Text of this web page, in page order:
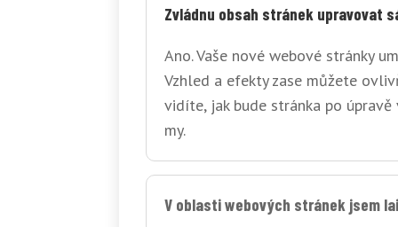
Zvládnu obsah stránek upravovat
Ano. Vaše nové webové stránky
Vzhled a efekty zase můžete
vidíte, jak bude stránka po
my.
V oblasti webových stránek jsem